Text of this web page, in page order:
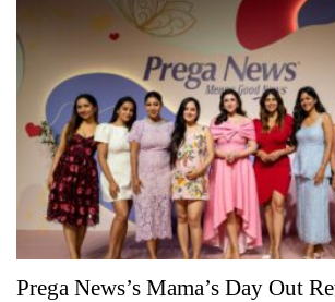
Prega News’s Mama’s Day Out